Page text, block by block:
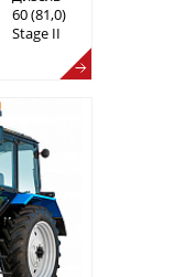
60 (81,0)
Stage II